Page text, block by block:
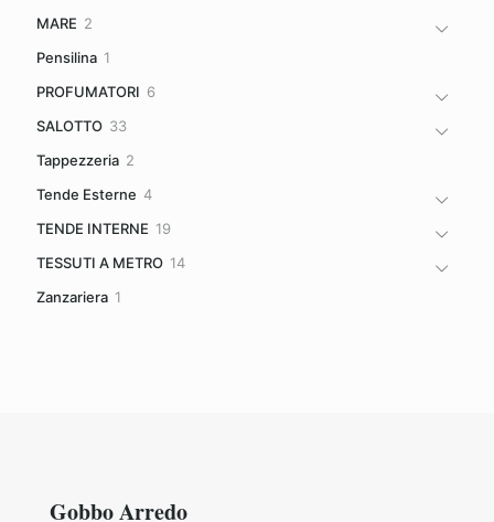
MARE 2
Pensilina 1
PROFUMATORI 6
SALOTTO 3333
Tappezzeria 2
Tende Esterne 44
TENDE INTERNE 1919
TESSUTI A METRO 1414
Zanzariera 1
Gobbo Arredo